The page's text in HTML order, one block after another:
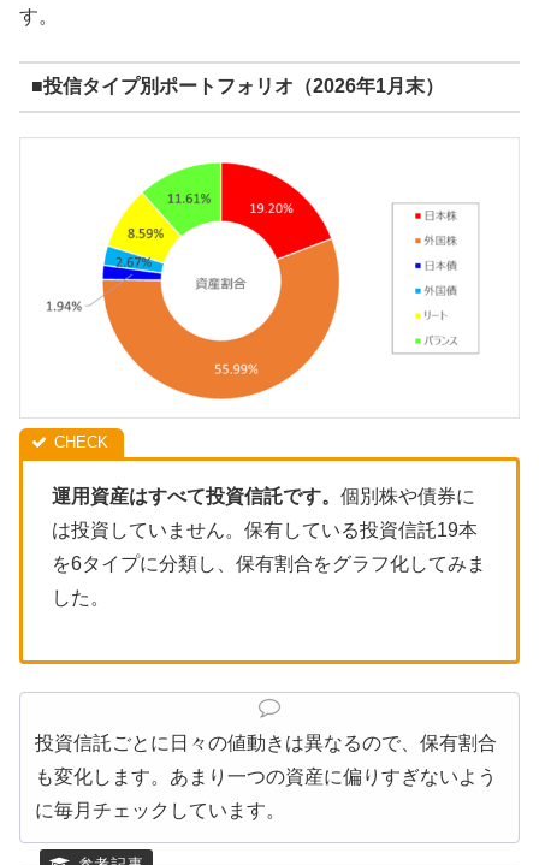
す。
■投信タイプ別ポートフォリオ（2026年1月末）
運用資産はすべて投資信託です。 個別株や債券に
は投資していません。保有している投資信託19本
を6タイプに分類し、保有割合をグラフ化してみま
した。
投資信託ごとに日々の値動きは異なるので、保有割合
も変化します。あまり一つの資産に偏りすぎないよう
に毎月チェックしています。